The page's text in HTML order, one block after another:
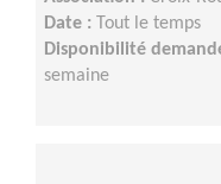
Date : Tout le temps
Disponibilité
semaine